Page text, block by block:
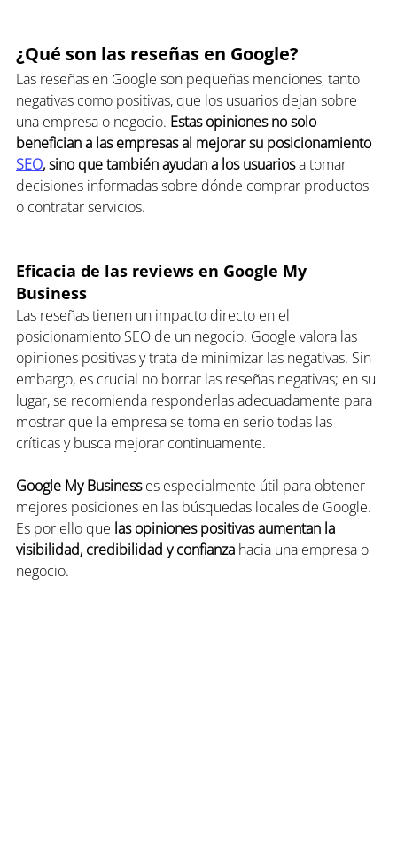
¿Qué son las reseñas en Google?
Las reseñas en Google son pequeñas menciones, tanto
negativas como positivas, que los usuarios dejan sobre
una empresa o negocio. Estas opiniones no solo
benefician a las empresas al mejorar su posicionamiento
SEO, sino que también ayudan a los usuarios a tomar
decisiones informadas sobre dónde comprar productos
o contratar servicios.
Eficacia de las reviews en Google My
Business
Las reseñas tienen un impacto directo en el
posicionamiento SEO de un negocio. Google valora las
opiniones positivas y trata de minimizar las negativas. Sin
embargo, es crucial no borrar las reseñas negativas; en su
lugar, se recomienda responderlas adecuadamente para
mostrar que la empresa se toma en serio todas las
críticas y busca mejorar continuamente.
Google My Business es especialmente útil para obtener
mejores posiciones en las búsquedas locales de Google.
Es por ello que las opiniones positivas aumentan la
visibilidad, credibilidad y confianza hacia una empresa o
negocio.